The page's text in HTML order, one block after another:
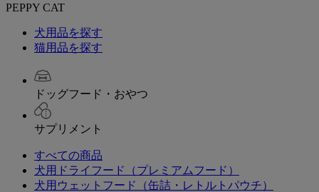
PEPPY CAT
犬用品を探す
猫用品を探す
ドッグフード・おやつ
サプリメント
すべての商品
犬用ドライフード（プレミアムフード）
犬用ウェットフード（缶詰・レトルトパウチ）